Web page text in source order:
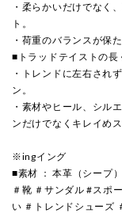
・柔らかいだけでなく
ト。
・荷重のバランスが保
■トラッドテイストの長
・トレンドに左右され
ン。
・素材やヒール、シル
ンだけでなくキレイめ
※ingイング
■素材 ： 本革（シープ）
＃靴 ＃サンダル #スポ
い ＃トレンドシューズ